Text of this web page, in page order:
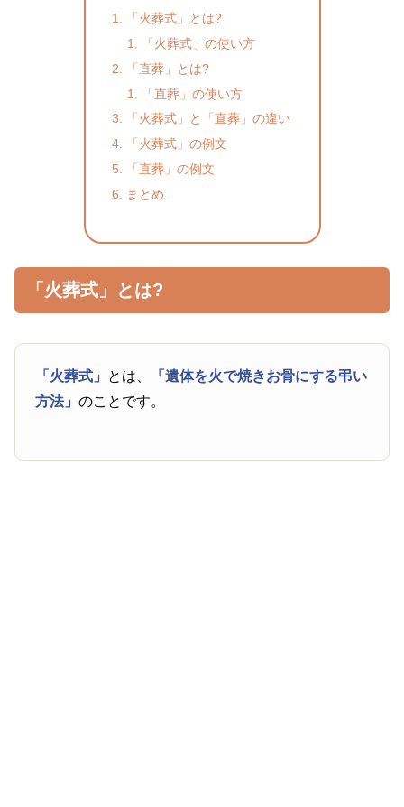
「火葬式」とは?
「火葬式」の使い方
「直葬」とは?
「直葬」の使い方
「火葬式」と「直葬」の違い
「火葬式」の例文
「直葬」の例文
まとめ
「火葬式」とは?
「火葬式」 とは、
「遺体を火で焼きお骨にする弔い
方法」のことです。